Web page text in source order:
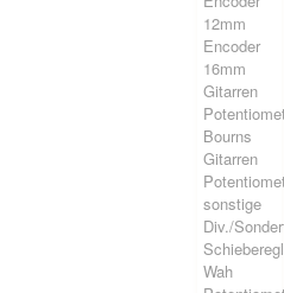
12mm
Encoder
16mm
Gitarren
Bourns
Gitarren
sonstige
Div./
Wah